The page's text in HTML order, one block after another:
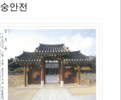
숭안전